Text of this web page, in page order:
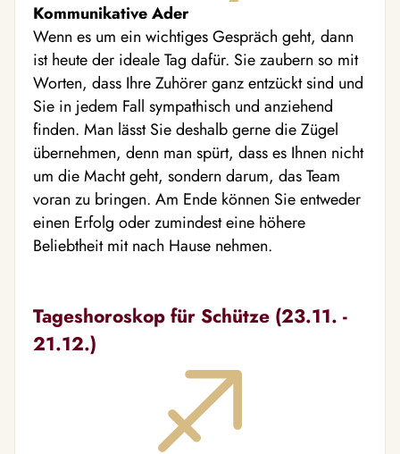
Kommunikative Ader
Wenn es um ein wichtiges Gespräch geht, dann
ist heute der ideale Tag dafür. Sie zaubern so mit
Worten, dass Ihre Zuhörer ganz entzückt sind und
Sie in jedem Fall sympathisch und anziehend
finden. Man lässt Sie deshalb gerne die Zügel
übernehmen, denn man spürt, dass es Ihnen nicht
um die Macht geht, sondern darum, das Team
voran zu bringen. Am Ende können Sie entweder
einen Erfolg oder zumindest eine höhere
Beliebtheit mit nach Hause nehmen.
Tageshoroskop für Schütze (23.11. -
21.12.)